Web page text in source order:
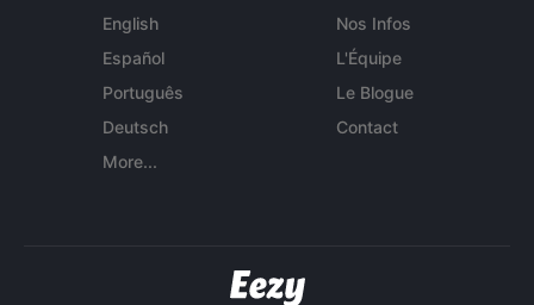
English
Español
Português
Deutsch
More...
Nos Infos
L'Équipe
Le Blogue
Contact